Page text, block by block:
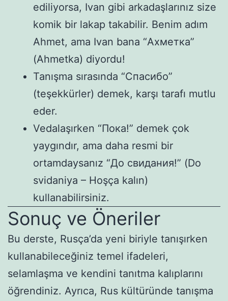
ediliyorsa, Ivan gibi arkadaşlarınız size
komik bir lakap takabilir. Benim adım
Ahmet, ama Ivan bana “Ахметка”
(Ahmetka) diyordu!
Tanışma sırasında “Спасибо”
(teşekkürler) demek, karşı tarafı mutlu
eder.
Vedalaşırken “Пока!” demek çok
yaygındır, ama daha resmi bir
ortamdaysanız “До свидания!” (Do
svidaniya – Hoşça kalın)
kullanabilirsiniz.
Sonuç ve Öneriler
Bu derste, Rusça’da yeni biriyle tanışırken
kullanabileceğiniz temel ifadeleri,
selamlaşma ve kendini tanıtma kalıplarını
öğrendiniz. Ayrıca, Rus kültüründe tanışma